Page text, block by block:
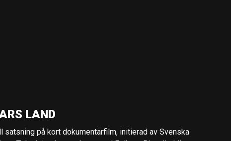
LAND
satsning på kort dokumentärfilm, initierad av Svenska